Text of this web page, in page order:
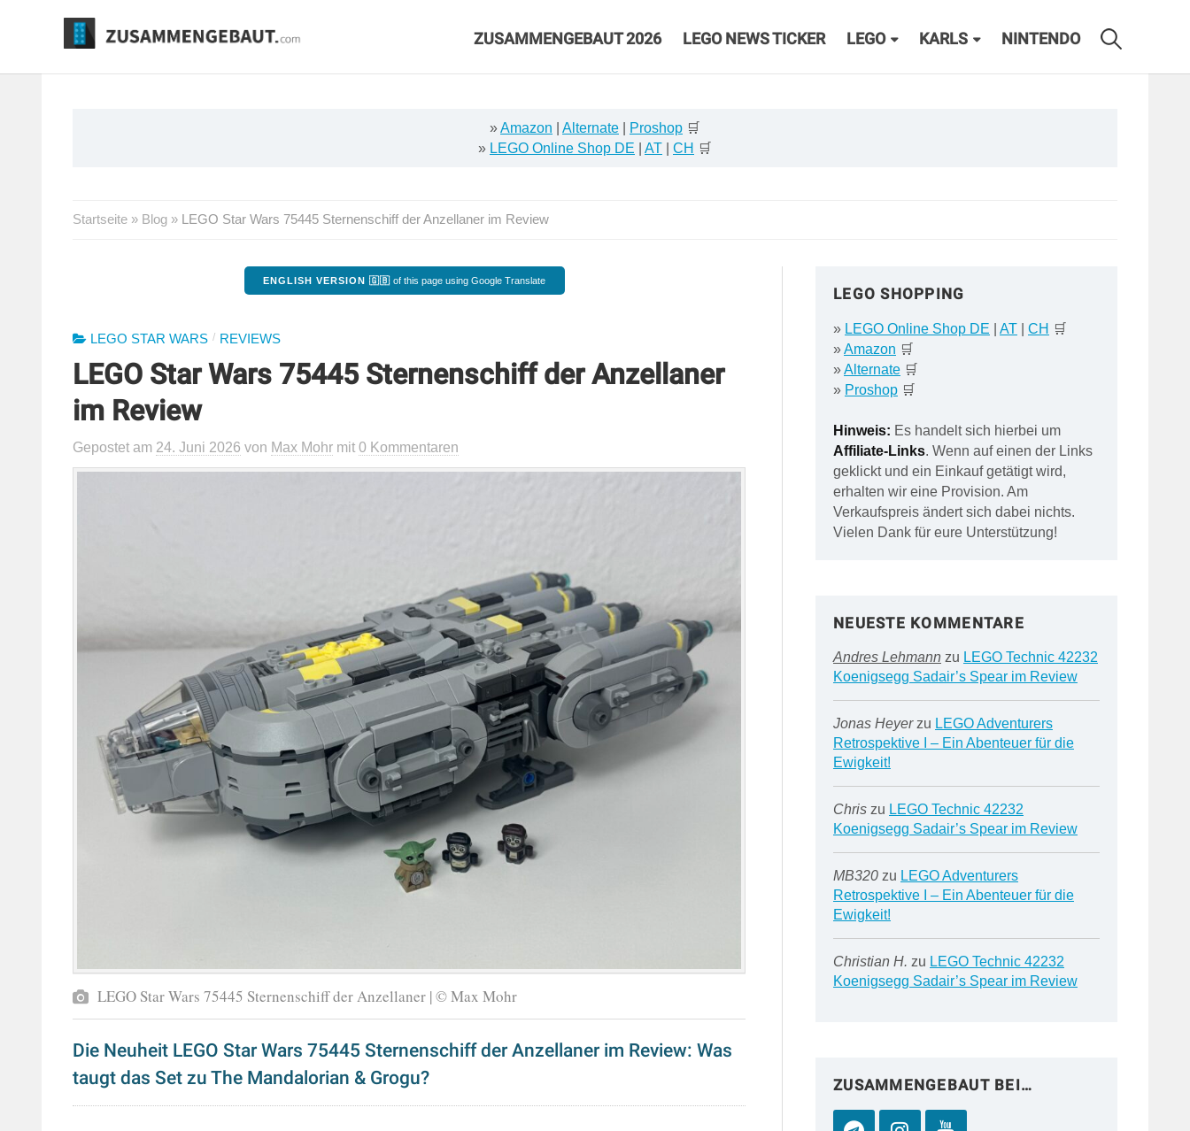
ZUSAMMENGEBAUT 2026 LEGO NEWS TICKER LEGO KARLS NINTENDO
»Amazon Alternate Proshop 🛒
» LEGO Online Shop DE AT CH 🛒
Startseite » Blog » LEGO Star Wars 75445 Sternenschiff der Anzellaner im Review
ENGLISH VERSION 🇬🇧 of this page using Google Translate
LEGO STAR WARS / REVIEWS
LEGO Star Wars 75445 Sternenschiff der Anzellaner
im Review
Gepostet am 24. Juni 2026 von Max Mohr mit 0 Kommentaren
LEGO Star Wars 75445 Sternenschiff der Anzellaner | © Max Mohr
Die Neuheit LEGO Star Wars 75445 Sternenschiff der Anzellaner im Review: Was
taugt das Set zu The Mandalorian & Grogu?
LEGO SHOPPING
» LEGO Online Shop DE AT| CH 🛒
»Amazon 🛒
»Alternate🛒
» Proshop🛒
Hinweis: Es handelt sich hierbei um
Affiliate-Links. Wenn auf einen der Links
geklickt und ein Einkauf getätigt wird,
erhalten wir eine Provision. Am
Verkaufspreis ändert sich dabei nichts.
Vielen Dank für eure Unterstützung!
NEUESTE KOMMENTARE
Andres Lehmannzu LEGO Technic 42232
Koenigsegg Sadair’s Spear im Review
Jonas Heyerzu LEGO Adventurers
Retrospektive I – Ein Abenteuer für die
Ewigkeit!
Chriszu LEGO Technic 42232
Koenigsegg Sadair’s Spear im Review
MB320zu LEGO Adventurers
Retrospektive I – Ein Abenteuer für die
Ewigkeit!
Christian H. zu LEGO Technic 42232
Koenigsegg Sadair’s Spear im Review
ZUSAMMENGEBAUT BEI…